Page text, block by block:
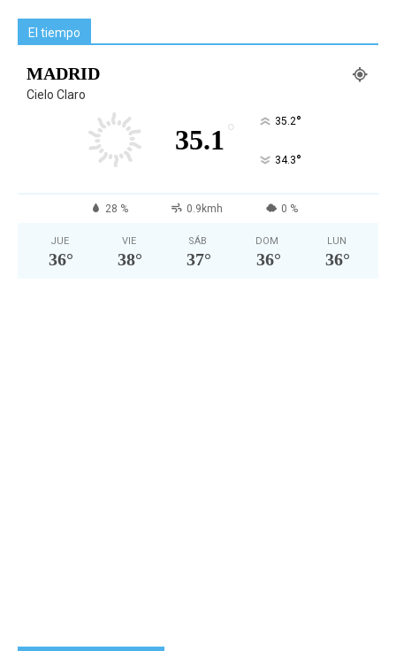
El tiempo
MADRID
Cielo Claro
35.1 ° 35.2°
34.3°
28 % 0.9kmh 0 %
JUE
36°
VIE
38°
SÁB
37°
DOM
36°
LUN
36°